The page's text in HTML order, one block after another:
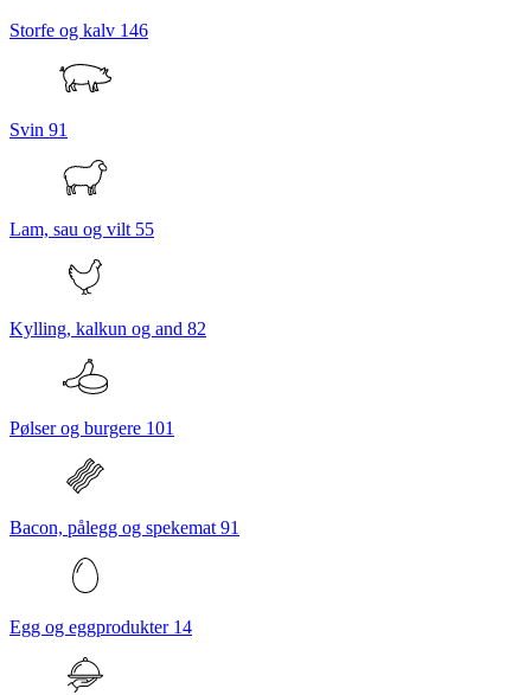
Storfe og kalv 146
Svin 91
Lam, sau og vilt 55
Kylling, kalkun og and 82
Pølser og burgere 101
Bacon, pålegg og spekemat 91
Egg og eggprodukter 14